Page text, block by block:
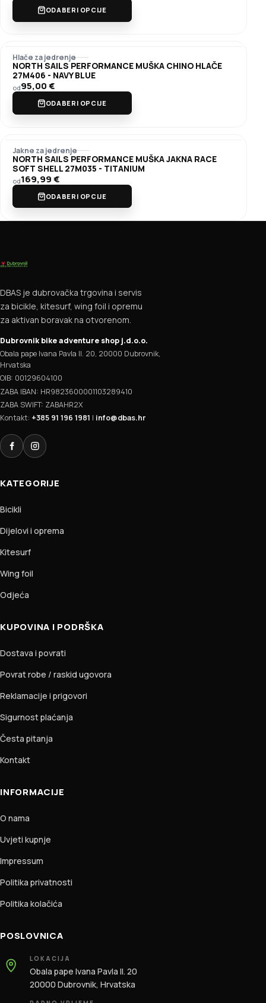
ODABERI OPCIJE
Hlače za jedrenje
NORTH SAILS PERFORMANCE MUŠKA CHINO HLAČE
27M406 - NAVY BLUE
od95,00€
ODABERI OPCIJE
Jakne za jedrenje
NORTH SAILS PERFORMANCE MUŠKA JAKNA RACE
SOFT SHELL 27M035 - TITANIUM
od169,99€
ODABERI OPCIJE
DBAS je dubrovačka trgovina i servis
za bicikle, kitesurf, wing foil i opremu
za aktivan boravak na otvorenom.
Dubrovnik bike adventure shop j.d.o.o.
Obala pape Ivana Pavla II. 20, 20000 Dubrovnik,
Hrvatska
OIB: 00129604100
ZABA IBAN: HR9823600001103289410
ZABA SWIFT: ZABAHR2X
Kontakt: +385 91 196 1981 | info@dbas.hr
FacebookInstagram
KATEGORIJE
Bicikli
Dijelovi i oprema
Kitesurf
Wing foil
Odjeća
KUPOVINA I PODRŠKA
Dostava i povrati
Povrat robe / raskid ugovora
Reklamacije i prigovori
Sigurnost plaćanja
Česta pitanja
Kontakt
INFORMACIJE
O nama
Uvjeti kupnje
Impressum
Politika privatnosti
Politika kolačića
POSLOVNICA
LOKACIJA
Obala pape Ivana Pavla II. 20
20000 Dubrovnik, Hrvatska